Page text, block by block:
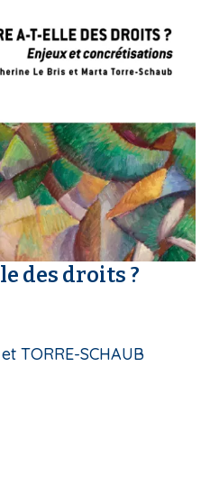
des droits ?
TORRE-SCHAUB